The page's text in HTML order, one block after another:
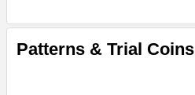
Patterns & Trial Coins